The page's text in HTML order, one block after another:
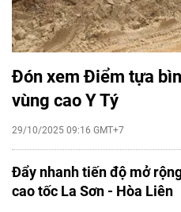
Đón xem Điểm tựa
vùng cao Y Tý
29/10/2025 09:16 GMT+7
Đẩy nhanh tiến độ mở
cao tốc La Sơn - Hòa Liên